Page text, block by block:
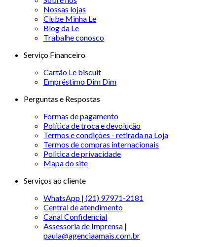
Nossas lojas
Clube Minha Le
Blog da Le
Trabalhe conosco
Serviço Financeiro
Cartão Le biscuit
Empréstimo Dim Dim
Perguntas e Respostas
Formas de pagamento
Política de troca e devolução
Termos e condições - retirada na Loja
Termos de compras internacionais
Politica de privacidade
Mapa do site
Serviços ao cliente
WhatsApp | (21) 97971-2181
Central de atendimento
Canal Confidencial
Assessoria de Imprensa |
paula@agenciaamais.com.br